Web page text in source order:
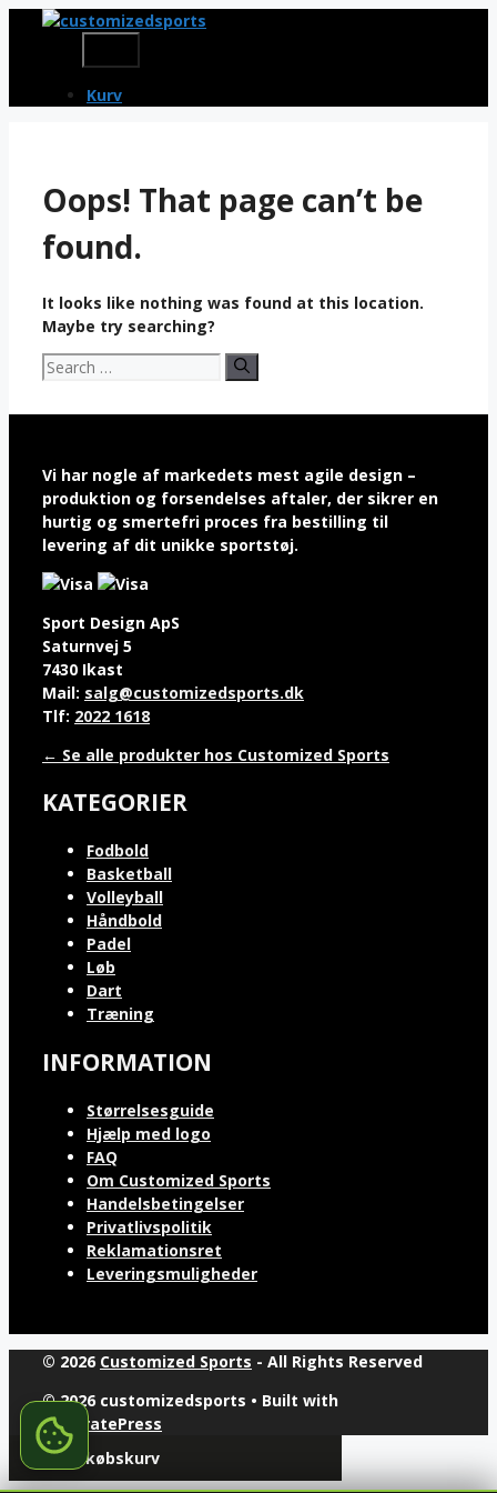
Kurv
Oops! That page can’t be
found.
It looks like nothing was found at this location.
Maybe try searching?
Search
for:
Vi har nogle af markedets mest agile design –
produktion og forsendelses aftaler, der sikrer en
hurtig og smertefri proces fra bestilling til
levering af dit unikke sportstøj.
Sport Design ApS
Saturnvej 5
7430 Ikast
Mail: salg@customizedsports.dk
Tlf: 2022 1618
← Se alle produkter hos Customized Sports
KATEGORIER
Fodbold
Basketball
Volleyball
Håndbold
Padel
Løb
Dart
Træning
INFORMATION
Størrelsesguide
Hjælp med logo
FAQ
Om Customized Sports
Handelsbetingelser
Privatlivspolitik
Reklamationsret
Leveringsmuligheder
© 2026 Customized Sports - All Rights Reserved
© 2026 customizedsports • Built with
GeneratePress
Din indkøbskurv